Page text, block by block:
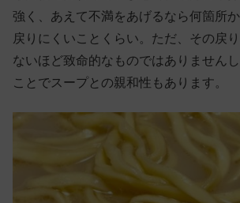
強く、あえて不満をあげるなら何箇所
戻りにくいことくらい。ただ、その戻
ないほど致命的なものではありません
ことでスープとの親和性もあります。